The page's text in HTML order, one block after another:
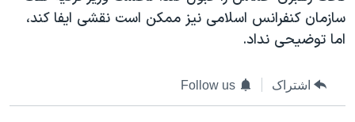
دادگاه حمید نوری
چهل سال گروگان‌گیری
اعتراضات مردمی آبان ۹۸
سازمان کنفرانس اسلامی نيز ممکن است نقشی ايفا کند،
اما توضيحی نداد.
اشتراک Follow us